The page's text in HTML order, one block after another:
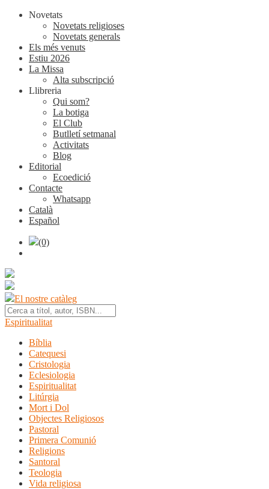
Novetats
Novetats religioses
Novetats generals
Els més venuts
Estiu 2026
La Missa
Alta subscripció
Llibreria
Qui som?
La botiga
El Club
Butlletí setmanal
Activitats
Blog
Editorial
Ecoedició
Contacte
Whatsapp
Català
Español
(0)
El nostre catàleg
Espiritualitat
Bíblia
Catequesi
Cristologia
Eclesiologia
Espiritualitat
Litúrgia
Mort i Dol
Objectes Religiosos
Pastoral
Primera Comunió
Religions
Santoral
Teologia
Vida religiosa